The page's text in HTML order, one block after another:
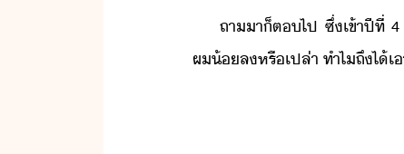
ถา​า​็​ต​ไป​ ​ซึ่​เข้า​ปี​ที่​ ​4​
ผ​้ล​หรืเปล่า​ ​ทำไ​ถึ​ไ้​